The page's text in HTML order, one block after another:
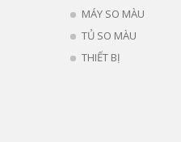
MÁY SO MÀU
TỦ SO MÀU
THIẾT BỊ